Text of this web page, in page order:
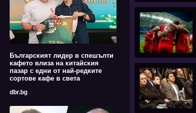
Българският лидер в спешълти
кафето влиза на китайския
пазар с едни от най-редките
сортове кафе в света
dbr.bg